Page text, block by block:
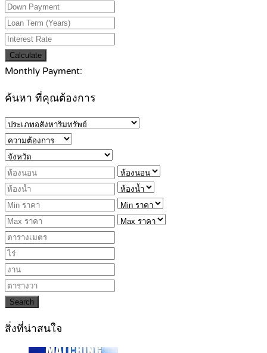
Calculate
Monthly Payment:
ค้นหา ที่คุณต้องการ
Search
สิ่งที่น่าสนใจ